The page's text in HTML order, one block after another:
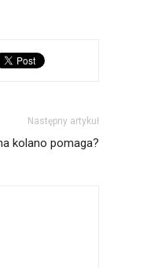
Następny artykuł
kolano pomaga?